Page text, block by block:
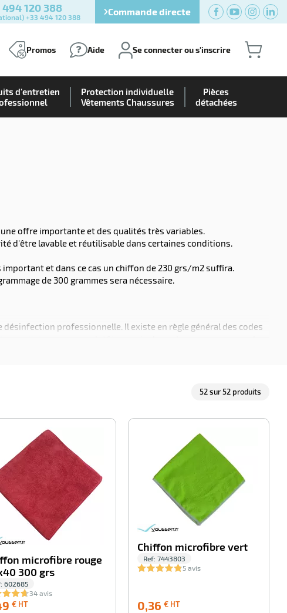
494 120 388
+33 494 120 388 Commande directe
Promos Aide Se connecter ou s'inscrire
d'entretien
Protection individuelle
Vêtements Chaussures
Pièces
détachées
offre importante et des qualités très variables.
d'être lavable et réutilisable dans certaines conditions.
et dans ce cas un chiffon de 230 grs/m2 suffira.
de 300 grammes sera nécessaire.
professionnelle. Il existe en règle général des codes
est dédiée à l'
52sur 52 produits
microfibre rouge
300 grs
602685
34 avis
€ HT
Chiffon microfibre vert
Ref: 7443803
5 avis
0,36 € HT